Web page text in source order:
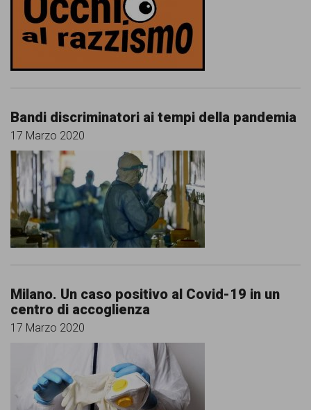
Bandi discriminatori ai tempi della pandemia
17 Marzo 2020
Milano. Un caso positivo al Covid-19 in un
centro di accoglienza
17 Marzo 2020